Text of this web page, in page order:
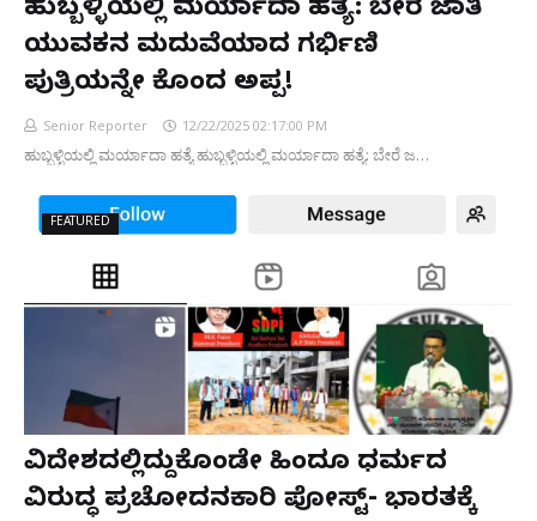
ಹುಬ್ಬಳ್ಳಿಯಲ್ಲಿ ಮರ್ಯಾದಾ ಹತ್ಯೆ: ಬೇರೆ ಜಾತಿ
ಯುವಕನ ಮದುವೆಯಾದ ಗರ್ಭಿಣಿ
ಪುತ್ರಿಯನ್ನೇ ಕೊಂದ ಅಪ್ಪ!
Senior Reporter 12/22/2025 02:17:00 PM
ಹುಬ್ಬಳ್ಳಿಯಲ್ಲಿ ಮರ್ಯಾದಾ ಹತ್ಯೆ ಹುಬ್ಬಳ್ಳಿಯಲ್ಲಿ ಮರ್ಯಾದಾ ಹತ್ಯೆ: ಬೇರೆ ಜ…
FEATURED
ವಿದೇಶದಲ್ಲಿದ್ದುಕೊಂಡೇ ಹಿಂದೂ ಧರ್ಮದ
ವಿರುದ್ಧ ಪ್ರಚೋದನಕಾರಿ ಪೋಸ್ಟ್- ಭಾರತಕ್ಕೆ